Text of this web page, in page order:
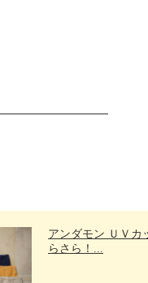
アンダモン ＵＶカ
らさら！...